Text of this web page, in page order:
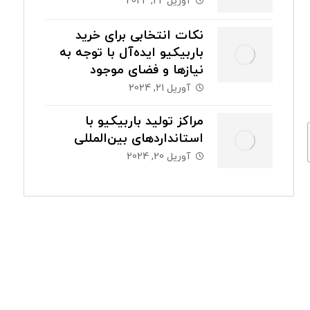
نکات انتخابی برای خرید
باربیکیو ایده‌آل با توجه به
نیازها و فضای موجود
آوریل 21, 2024
مراکز تولید باربیکیو با
استانداردهای بین‌المللی
آوریل 20, 2024